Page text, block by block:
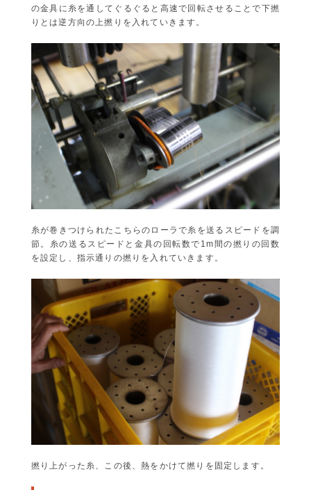
の金具に糸を通してぐるぐると高速で回転させることで下撚
りとは逆方向の上撚りを入れていきます。
糸が巻きつけられたこちらのローラで糸を送るスピードを調
節。糸の送るスピードと金具の回転数で1m間の撚りの回数
を設定し、指示通りの撚りを入れていきます。
撚り上がった糸、この後、熱をかけて撚りを固定します。